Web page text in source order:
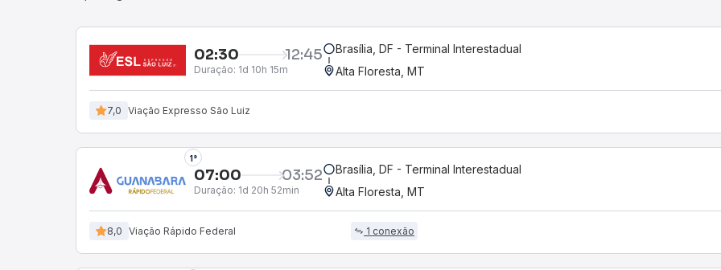
02:30 12:45
Duração: 1d 10h 15m
Brasília, DF - Terminal Interestadual
Alta Floresta, MT
7,0 Viação Expresso São Luiz
1°
07:00 03:52
Duração: 1d 20h 52min
Brasília, DF - Terminal Interestadual
Alta Floresta, MT
8,0 Viação Rápido Federal 1 conexão